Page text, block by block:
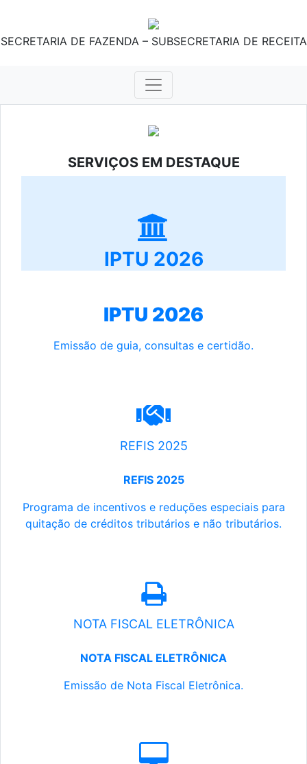
SECRETARIA DE FAZENDA – SUBSECRETARIA DE RECEITA
SERVIÇOS EM DESTAQUE
IPTU 2026
IPTU 2026
Emissão de guia, consultas e certidão.
REFIS 2025
REFIS 2025
Programa de incentivos e reduções especiais para
quitação de créditos tributários e não tributários.
NOTA FISCAL ELETRÔNICA
NOTA FISCAL ELETRÔNICA
Emissão de Nota Fiscal Eletrônica.